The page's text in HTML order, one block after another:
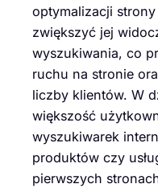
optymalizacji
zwiększyć jej
wyszukiwania, co
ruchu na stronie
liczby klientów. W
większość
wyszukiwarek
produktów czy
pierwszych